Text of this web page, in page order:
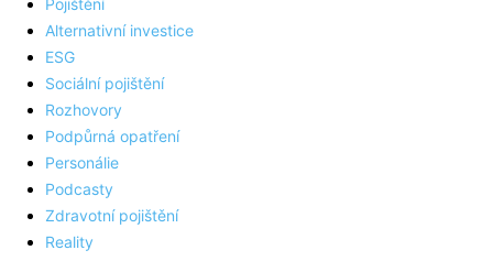
Pojištění
Alternativní investice
ESG
Sociální pojištění
Rozhovory
Podpůrná opatření
Personálie
Podcasty
Zdravotní pojištění
Reality